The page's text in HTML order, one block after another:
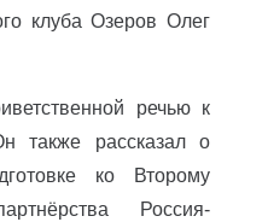
клуба Озеров Олег
речью к
также рассказал о
ко Второму
Россия-